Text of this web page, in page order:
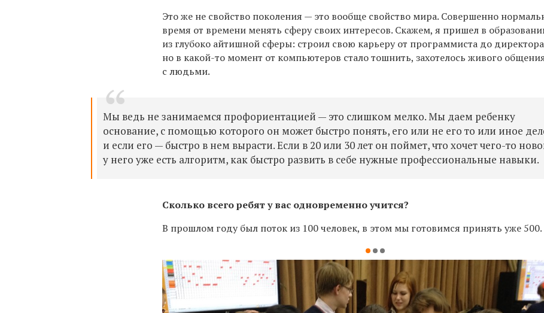
Это же не свойство поколения — это вообще свойство мира. Совершенно
время от времени менять сферу своих интересов. Скажем, я пришел в
из глубоко айтишной сферы: строил свою карьеру от программиста до
но в какой-то момент от компьютеров стало тошнить, захотелось живого
с людьми.
Мы ведь не занимаемся профориентацией — это слишком мелко. Мы даем ребенку
основание, с помощью которого он может быстро понять, его или не его то или иное
и если его — быстро в нем вырасти. Если в 20 или 30 лет он поймет, что хочет чего-то
у него уже есть алгоритм, как быстро развить в себе нужные профессиональные навыки.
Сколько всего ребят у вас одновременно учится?
В прошлом году был поток из 100 человек, в этом мы готовимся принять уже 500.